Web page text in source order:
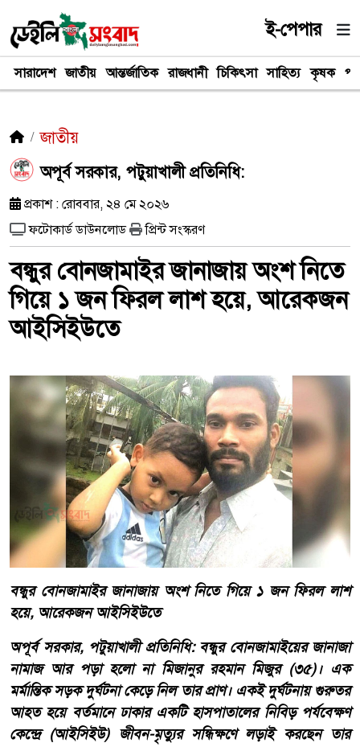
ই-পেপার
সারাদেশ জাতীয় আন্তর্জাতিক রাজধানী চিকিৎসা সাহিত্য কৃষক
জাতীয়
অপূর্ব সরকার, পটুয়াখালী প্রতিনিধি:
প্রকাশ : রোববার, ২৪ মে ২০২৬
ফটোকার্ড ডাউনলোড
প্রিন্ট সংস্করণ
বন্ধুর বোনজামাইর জানাজায় অংশ নিতে
গিয়ে ১ জন ফিরল লাশ হয়ে, আরেকজন
আইসিইউতে
বন্ধুর বোনজামাইর জানাজায় অংশ নিতে গিয়ে ১ জন ফিরল লাশ
হয়ে, আরেকজন আইসিইউতে
অপূর্ব সরকার, পটুয়াখালী প্রতিনিধি: বন্ধুর বোনজামাইয়ের জানাজা
নামাজ আর পড়া হলো না মিজানুর রহমান মিজুর (৩৫)। এক
মর্মান্তিক সড়ক দুর্ঘটনা কেড়ে নিল তার প্রাণ। একই দুর্ঘটনায় গুরুতর
আহত হয়ে বর্তমানে ঢাকার একটি হাসপাতালের নিবিড় পর্যবেক্ষণ
কেন্দ্রে (আইসিইউ) জীবন-মৃত্যুর সন্ধিক্ষণে লড়াই করছেন তার